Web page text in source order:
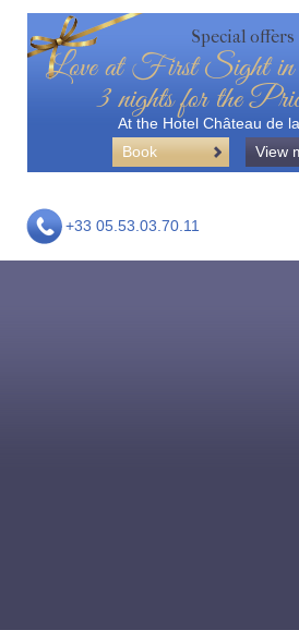
Special offers
Love at First Sight in
3 nights for the
At the Hotel Château de
Book
View
+33 05.53.03.70.11